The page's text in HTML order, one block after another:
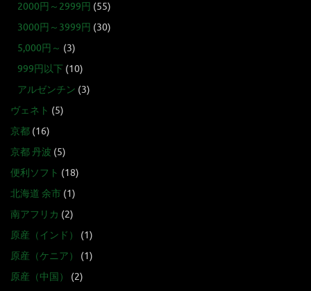
2000円～2999円 (55)
3000円～3999円 (30)
5,000円～ (3)
999円以下 (10)
アルゼンチン (3)
ヴェネト (5)
京都 (16)
京都 丹波 (5)
便利ソフト (18)
北海道 余市 (1)
南アフリカ (2)
原産（インド）
(1)
原産（ケニア）
(1)
原産（中国）
(2)